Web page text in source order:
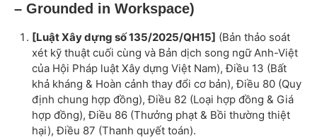
– Grounded in Workspace)
[Luật Xây dựng số 135/2025/QH15] (Bản thảo soát
xét kỹ thuật cuối cùng và Bản dịch song ngữ Anh-Việt
của Hội Pháp luật Xây dựng Việt Nam), Điều 13 (Bất
khả kháng & Hoàn cảnh thay đổi cơ bản), Điều 80 (Quy
định chung hợp đồng), Điều 82 (Loại hợp đồng & Giá
hợp đồng), Điều 86 (Thưởng phạt & Bồi thường thiệt
hại), Điều 87 (Thanh quyết toán).